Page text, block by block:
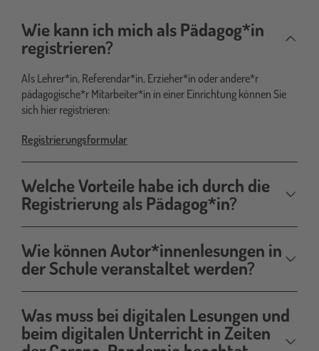
Wie kann ich mich als Pädagog*in
registrieren?
Als Lehrer*in, Referendar*in, Erzieher*in oder andere*r
pädagogische*r Mitarbeiter*in in einer Einrichtung können Sie
sich hier registrieren:
Registrierungsformular
Welche Vorteile habe ich durch die
Registrierung als Pädagog*in?
Wie können Autor*innenlesungen in
der Schule veranstaltet werden?
Was muss bei digitalen Lesungen und
beim digitalen Unterricht in Zeiten